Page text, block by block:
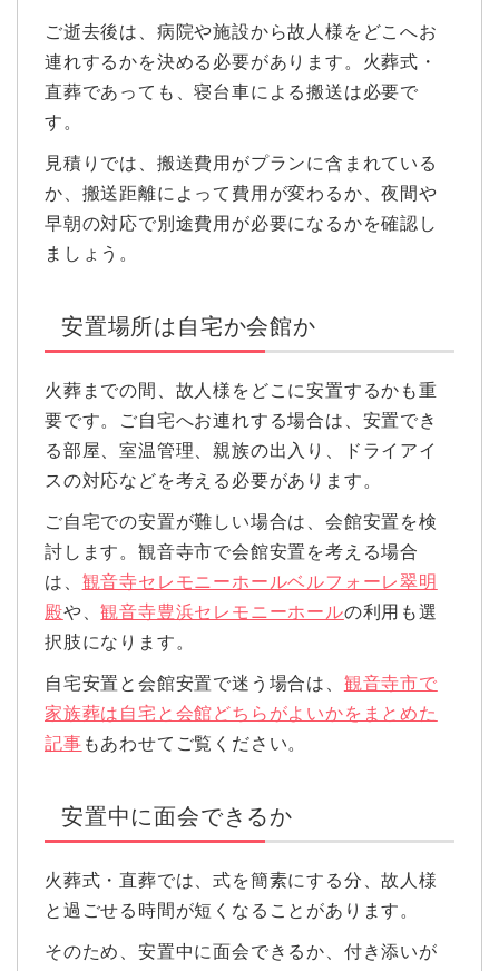
ご逝去後は、病院や施設から故人様をどこへお
連れするかを決める必要があります。火葬式・
直葬であっても、寝台車による搬送は必要で
す。
見積りでは、搬送費用がプランに含まれている
か、搬送距離によって費用が変わるか、夜間や
早朝の対応で別途費用が必要になるかを確認し
ましょう。
安置場所は自宅か会館か
火葬までの間、故人様をどこに安置するかも重
要です。ご自宅へお連れする場合は、安置でき
る部屋、室温管理、親族の出入り、ドライアイ
スの対応などを考える必要があります。
ご自宅での安置が難しい場合は、会館安置を検
討します。観音寺市で会館安置を考える場合
は、 観音寺セレモニーホールベルフォーレ翠明
殿や、観音寺豊浜セレモニーホールの利用も選
択肢になります。
自宅安置と会館安置で迷う場合は、 観音寺市で
家族葬は自宅と会館どちらがよいかをまとめた
記事 もあわせてご覧ください。
安置中に面会できるか
火葬式・直葬では、式を簡素にする分、故人様
と過ごせる時間が短くなることがあります。
そのため、安置中に面会できるか、付き添いが